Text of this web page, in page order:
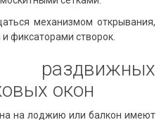
механизмом открывания,
фиксаторами створок.
раздвижных
окон
на лоджию или балкон имеют